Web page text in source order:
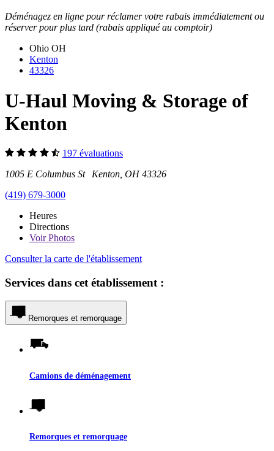
Déménagez en ligne pour réclamer votre rabais immédiatement ou
réserver pour plus tard (rabais appliqué au comptoir)
Ohio OH
Kenton
43326
U-Haul Moving & Storage of
Kenton
197 évaluations
1005 E Columbus St Kenton, OH 43326
(419) 679-3000
Heures
Directions
VoirPhotos
Consulter la carte de l'établissement
Services dans cet établissement :
Remorques et remorquage
Camions de déménagement
Remorques et remorquage